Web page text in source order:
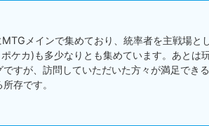
メインで集めており、統率者を主戦場と
ケカ)も多少なりとも集めています。あとは
すが、訪問していただいた方々が満足でき
存です。